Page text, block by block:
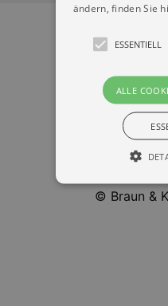
© Braun &
ändern, finden Sie
ESSENTIELL
ALLE